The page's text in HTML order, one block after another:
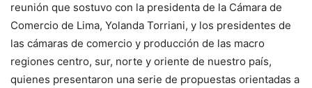
reunión que sostuvo con la presidenta de la Cámara de
Comercio de Lima, Yolanda Torriani, y los presidentes de
las cámaras de comercio y producción de las macro
regiones centro, sur, norte y oriente de nuestro país,
quienes presentaron una serie de propuestas orientadas a